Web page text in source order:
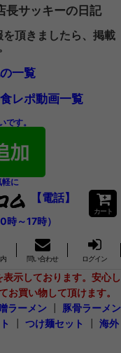
長サッキーの日記
頂きましたら、掲載
一覧
レポ動画一覧
です。
軽に
【電話】
時～17時）
カート
問い合わせ ログイン
示しております。安心し
お買い物して頂けます。
ラーメン
豚骨ラーメン
つけ麺セット
海外